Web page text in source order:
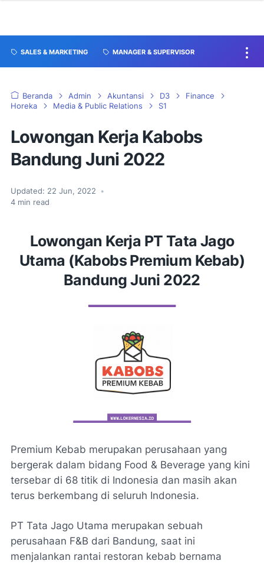
SALES & MARKETING MANAGER & SUPERVISOR
Beranda Admin Akuntansi D3
Finance
Horeka
Media & Public Relations S1
Lowongan Kerja Kabobs
Bandung Juni 2022
Updated: 22 Jun, 2022
•
4 min read
Lowongan Kerja PT Tata Jago
Utama (Kabobs Premium Kebab)
Bandung Juni 2022
Premium Kebab merupakan perusahaan yang
bergerak dalam bidang Food & Beverage yang kini
tersebar di 68 titik di Indonesia dan masih akan
terus berkembang di seluruh Indonesia.
PT Tata Jago Utama merupakan sebuah
perusahaan F&B dari Bandung, saat ini
menjalankan rantai restoran kebab bernama